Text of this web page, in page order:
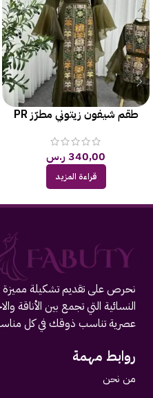
طقم شيفون زيتوني مطرّز PR
340,00ر.س
قراءة المزيد
نحرص على تقديم تشكيلة مميزة
النسائية التي تجمع بين الأناقة
عصرية تناسب ذوقك في كل
روابط مهمة
من نحن